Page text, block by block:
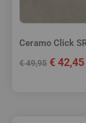
Ceramo Click
€49,95 €42,45